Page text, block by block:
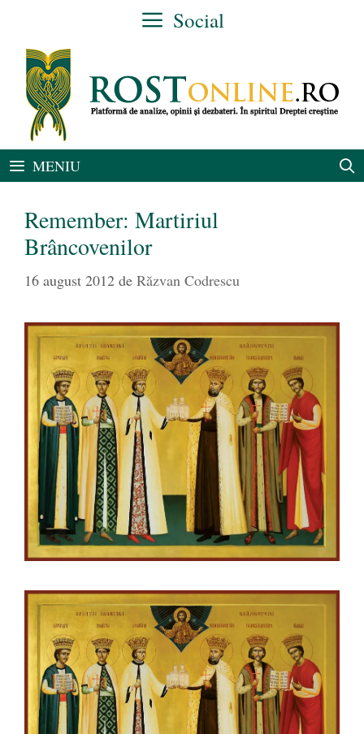
conținut
Social
MENIU
Remember: Martiriul
Brâncovenilor
16 august 2012 de Răzvan Codrescu